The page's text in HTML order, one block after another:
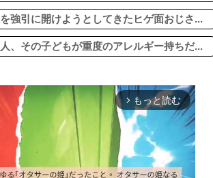
強引に開けようとしてきたヒゲ面おじさ...
、その子どもが重度のアレルギー持ちだ...
arrow_forward_ios もっと読む